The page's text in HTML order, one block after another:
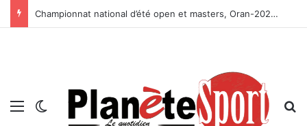
Championnat national d’été open et masters, Oran-2026 — Le CRB s’adjuge le titre
Menu Switch skin